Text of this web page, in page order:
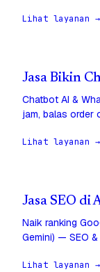
Lihat layanan →
Jasa Bikin
Chatbot AI &
jam, balas order
Lihat layanan →
Jasa SEO di
Naik ranking
Gemini) — SEO &
Lihat layanan →